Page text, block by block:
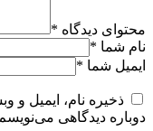
محتوای دیدگاه *
نام شما *
ایمیل شما *
ذخیره نام، ایمیل و
دوباره دیدگاهی